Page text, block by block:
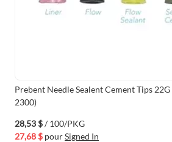
Prebent Needle Sealent Cement Tips
2300)
28,53 $/ 100/PKG
27,68 $ pourSigned In